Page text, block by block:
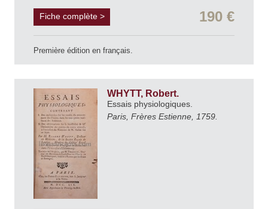
Fiche complète > 190 €
Première édition en français.
WHYTT, Robert.
Essais physiologiques.
Paris, Frères Estienne, 1759.